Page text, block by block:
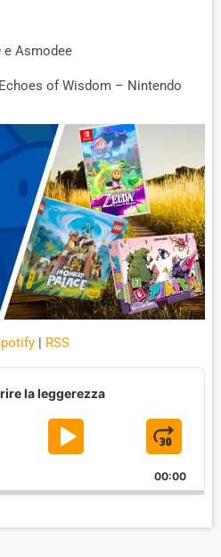
e Asmodee
of Wisdom – Nintendo
| RSS
la leggerezza
P
A
Y
J
U
M
P
00:00